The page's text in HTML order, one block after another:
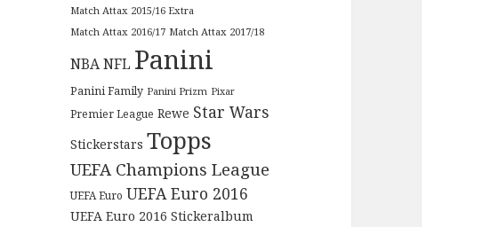
Match Attax 2015/16 Extra
Match Attax 2016/17 Match Attax 2017/18
NBANFL Panini
Panini Family Panini Prizm Pixar
Premier League Rewe Star Wars
Stickerstars Topps
UEFA Champions League
UEFA Euro UEFA Euro 2016
UEFA Euro 2016 Stickeralbum